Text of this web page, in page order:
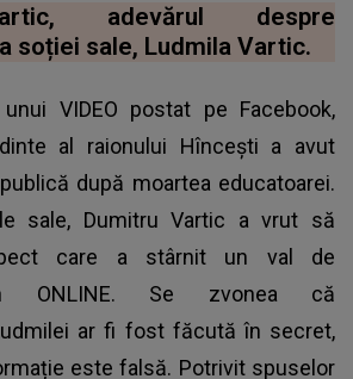
adevărul despre
soției sale, Ludmila Vartic.
VIDEO postat pe Facebook,
al raionului Hîncești a avut
după moartea educatoarei.
sale, Dumitru Vartic a vrut să
care a stârnit un val de
ONLINE. Se zvonea că
ar fi fost făcută în secret,
este falsă. Potrivit spuselor